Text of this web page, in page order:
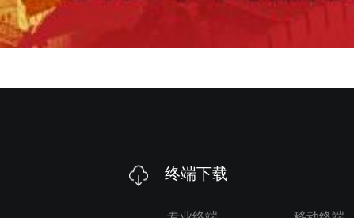
终端下载